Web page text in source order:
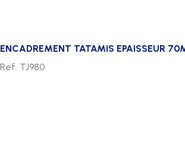
ENCADREMENT TATAMIS EPAISSEUR
Ref. TJ980